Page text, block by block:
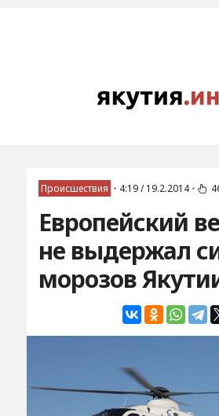
Происшествия • 4:19 / 19.2.2014 •
Европейский
не выдержал
морозов